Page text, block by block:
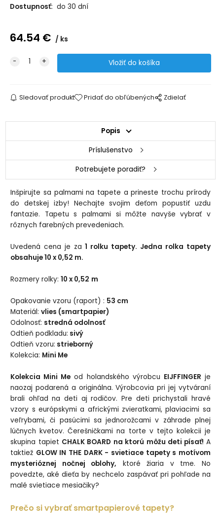
Dostupnosť: do 30 dní
64.54 € ks
Sledovať produkt Pridať do obľúbených Zdielať
Popis
Príslušenstvo
Potrebujete poradiť?
Inšpirujte sa palmami na tapete a prineste trochu prírody
do detskej izby! Nechajte svojim deťom popustiť uzdu
fantazie. Tapetu s palmami si môžte navyše vybrať v
rôznych farebných prevedeniach.
Uvedená cena je za 1 rolku tapety. Jedna rolka tapety
obsahuje 10 x 0,52 m.
Rozmery rolky:10 x 0,52 m
Opakovanie vzoru (raport) : 53 cm
Materiál: vlies (smartpapier)
Odolnosť: stredná odolnosť
Odtieň podkladu: sivý
Odtieň vzoru: strieborný
Kolekcia: Mini Me
Kolekcia Mini Me od holandského výrobcu EIJFFINGER je
naozaj podarená a originálna. Výrobcovia pri jej vytváraní
brali ohľad na deti aj rodičov. Pre deti prichystali hravé
vzory s európskymi a africkými zvieratkami, plaviacimi sa
veľrybami, či pasúcimi sa jednorožcami v záhrade plnej
lúčnych kvetov. Čerešničkami na torte v tejto kolekcii je
skupina tapiet CHALK BOARD na ktorú môžu deti písať! A
taktiež GLOW IN THE DARK - svietiace tapety s motívom
mysterióznej nočnej oblohy, ktoré žiaria v tme. No
povedzte, aké dieťa by nechcelo zaspávať pri pohľade na
malé svietiace mesiačiky?
Prečo si vybrať smartpapierové tapety?